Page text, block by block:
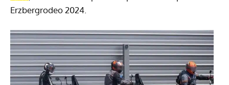
Erzbergrodeo 2024.